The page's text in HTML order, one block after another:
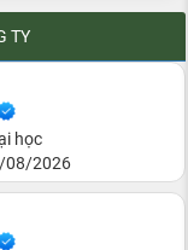
TY
học
2026